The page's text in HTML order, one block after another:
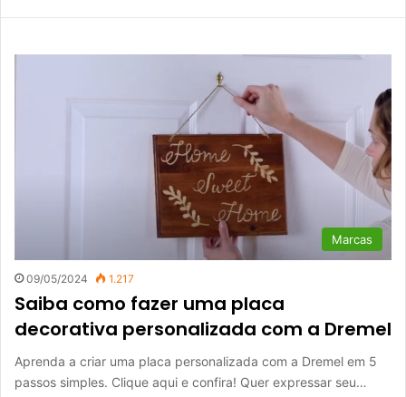
Marcas
09/05/2024 1.217
Saiba como fazer uma placa
decorativa personalizada com a Dremel
Aprenda a criar uma placa personalizada com a Dremel em 5
passos simples. Clique aqui e confira! Quer expressar seu…